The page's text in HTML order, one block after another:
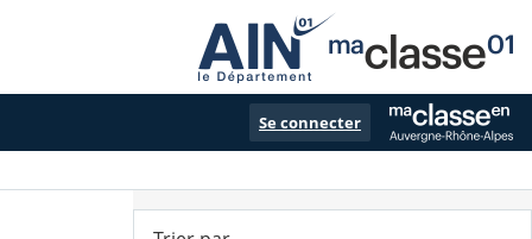
Se connecter